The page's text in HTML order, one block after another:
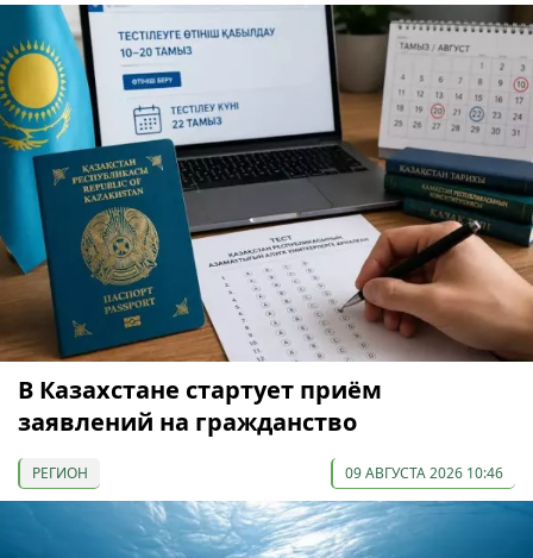
В Казахстане стартует приём
заявлений на гражданство
РЕГИОН 09 АВГУСТА 2026 10:46